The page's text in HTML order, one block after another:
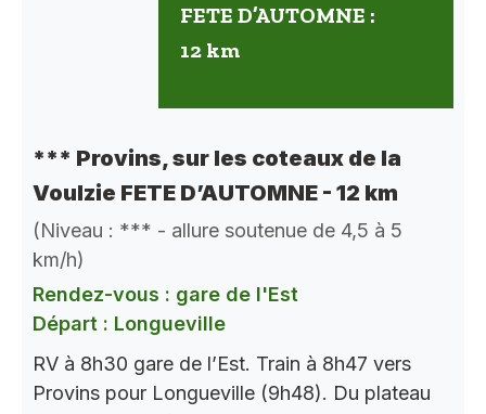
FETE D’AUTOMNE :
12 km
*** Provins, sur les coteaux de la
Voulzie FETE D’AUTOMNE - 12 km
(Niveau : *** - allure soutenue de 4,5 à 5
km/h)
Rendez-vous : gare de l'Est
Départ : Longueville
RV à 8h30 gare de l’Est. Train à 8h47 vers
Provins pour Longueville (9h48). Du plateau